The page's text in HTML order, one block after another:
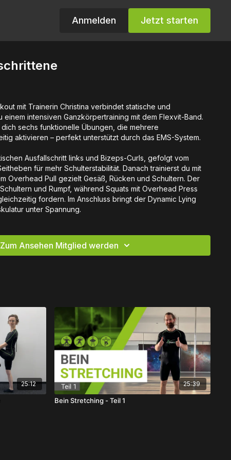
Anmelden Jetzt starten
mit Trainerin Christina verbindet statische und
einem intensiven Ganzkörpertraining mit dem Flexvit-Band.
sechs funktionelle Übungen, die mehrere
aktivieren – perfekt unterstützt durch das EMS-System.
Ausfallschritt links und Bizeps-Curls, gefolgt vom
für mehr Schulterstabilität. Danach trainierst du mit
Overhead Pull gezielt Gesäß, Rücken und Schultern. Der
und Rumpf, während Squats mit Overhead Press
fordern. Im Anschluss bringt der Dynamic Lying
unter Spannung.
Let’s go! 💪
Zum Ansehen Mitglied werden
25:12 25:39
Bein Stretching - Teil 1